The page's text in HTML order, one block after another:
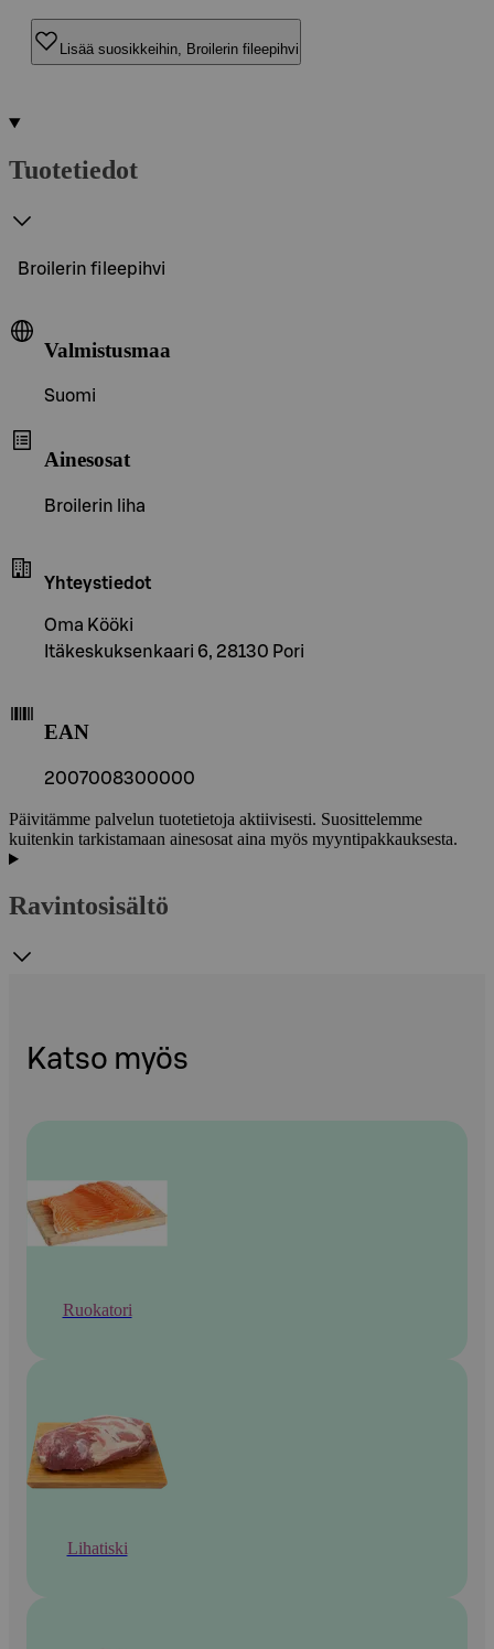
Lisää suosikkeihin, Broilerin fileepihvi
Tuotetiedot
Broilerin fileepihvi
Valmistusmaa
Suomi
Ainesosat
Broilerin liha
Yhteystiedot
Oma Kööki
Itäkeskuksenkaari 6, 28130 Pori
EAN
2007008300000
Päivitämme palvelun tuotetietoja aktiivisesti. Suosittelemme
kuitenkin tarkistamaan ainesosat aina myös myyntipakkauksesta.
Ravintosisältö
Katso myös
Ruokatori
Lihatiski